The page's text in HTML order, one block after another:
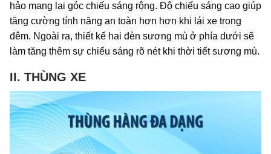
hảo mang lại góc chiếu sáng rộng. Độ chiếu sáng cao giúp
tăng cường tính năng an toàn hơn hơn khi lái xe trong
đêm. Ngoài ra, thiết kế hai đèn sương mù ở phía dưới sẽ
làm tăng thêm sự chiếu sáng rõ nét khi thời tiết sương mù.
II. THÙNG XE